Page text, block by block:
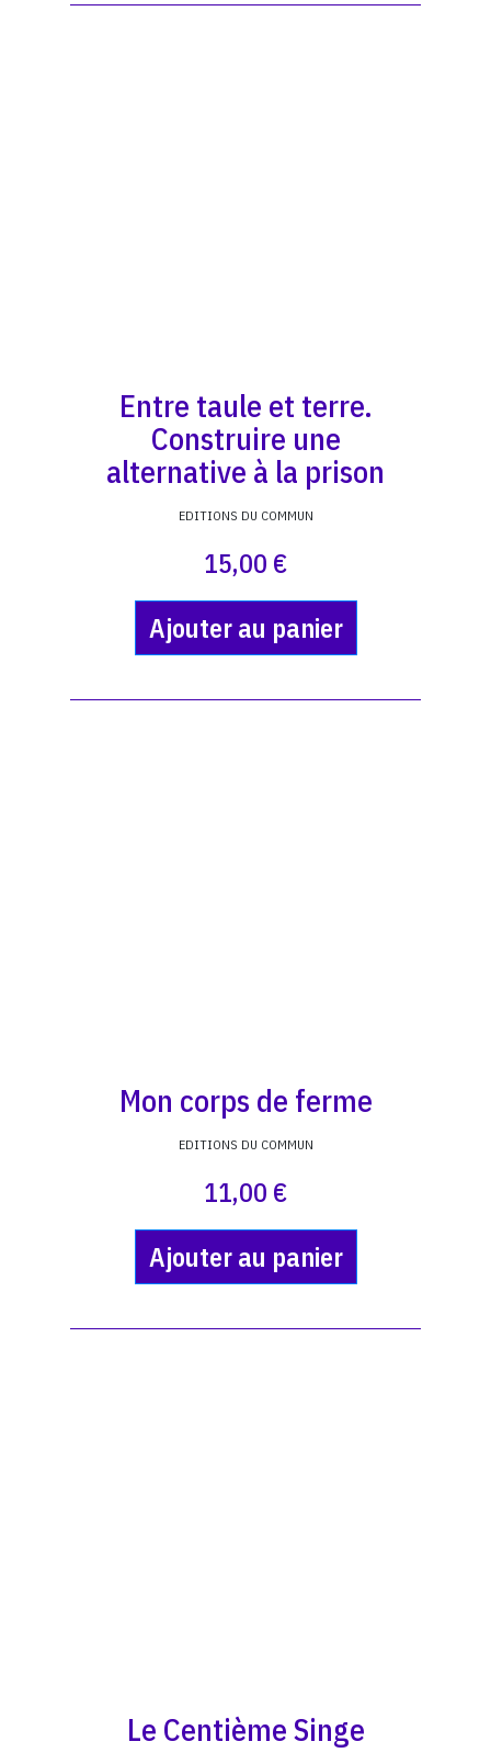
Entre taule et terre.
Construire une
alternative à la prison
EDITIONS DU COMMUN
15,00 €
Ajouter au panier
Mon corps de ferme
EDITIONS DU COMMUN
11,00 €
Ajouter au panier
Le Centième Singe